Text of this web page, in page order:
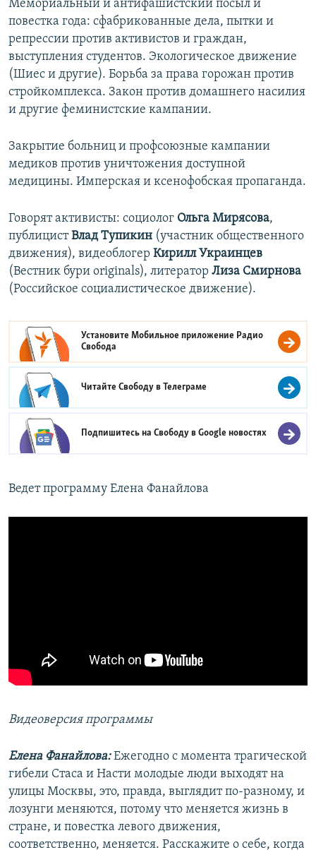
Мемориальный и антифашистский посыл и
повестка года: сфабрикованные дела, пытки и
репрессии против активистов и граждан,
выступления студентов. Экологическое движение
(Шиес и другие). Борьба за права горожан против
стройкомплекса. Закон против домашнего насилия
и другие феминистские кампании.
Закрытие больниц и профсоюзные кампании
медиков против уничтожения доступной
медицины. Имперская и ксенофобская пропаганда.
Говорят активисты: социолог Ольга Мирясова,
публицистВлад Тупикин (участник общественного
движения), видеоблогер Кирилл Украинцев
(Вестник бури originals), литератор Лиза Смирнова
(Российское социалистическое движение).
Установите Мобильное приложение Радио
Свобода
Читайте Свободу вТелеграме
Подпишитесь на Свободу вGoogle новостях
Ведет программу Елена Фанайлова
Видеоверсия программы
Елена Фанайлова:Ежегодно с момента трагической
гибели Стаса и Насти молодые люди выходят на
улицы Москвы, это, правда, выглядит по-разному, и
лозунги меняются, потому что меняется жизнь в
стране, и повестка левого движения,
соответственно, меняется. Расскажите о себе, когда